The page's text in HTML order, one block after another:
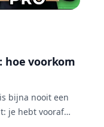
hoe voorkom
bijna nooit een
je hebt vooraf